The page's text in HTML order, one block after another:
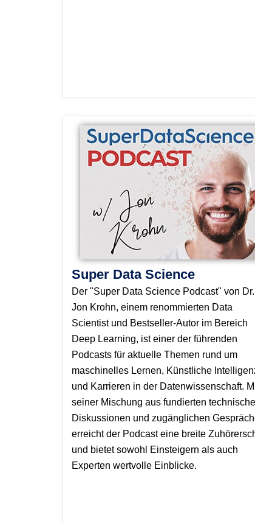
Super Data Science
Der "Super Data Science Podcast" von Dr.
Jon Krohn, einem renommierten Data
Scientist und Bestseller-Autor im Bereich
Deep Learning, ist einer der führenden
Podcasts für aktuelle Themen rund um
maschinelles Lernen, Künstliche
und Karrieren in der Datenwissenschaft.
seiner Mischung aus fundierten
Diskussionen und zugänglichen
erreicht der Podcast eine breite
und bietet sowohl Einsteigern als auch
Experten wertvolle Einblicke.